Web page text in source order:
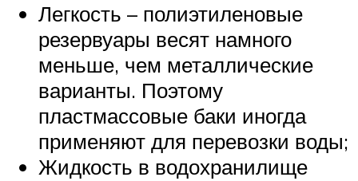
Легкость – полиэтиленовые
резервуары весят намного
меньше, чем металлические
варианты. Поэтому
пластмассовые баки иногда
применяют для перевозки воды;
Жидкость в водохранилище